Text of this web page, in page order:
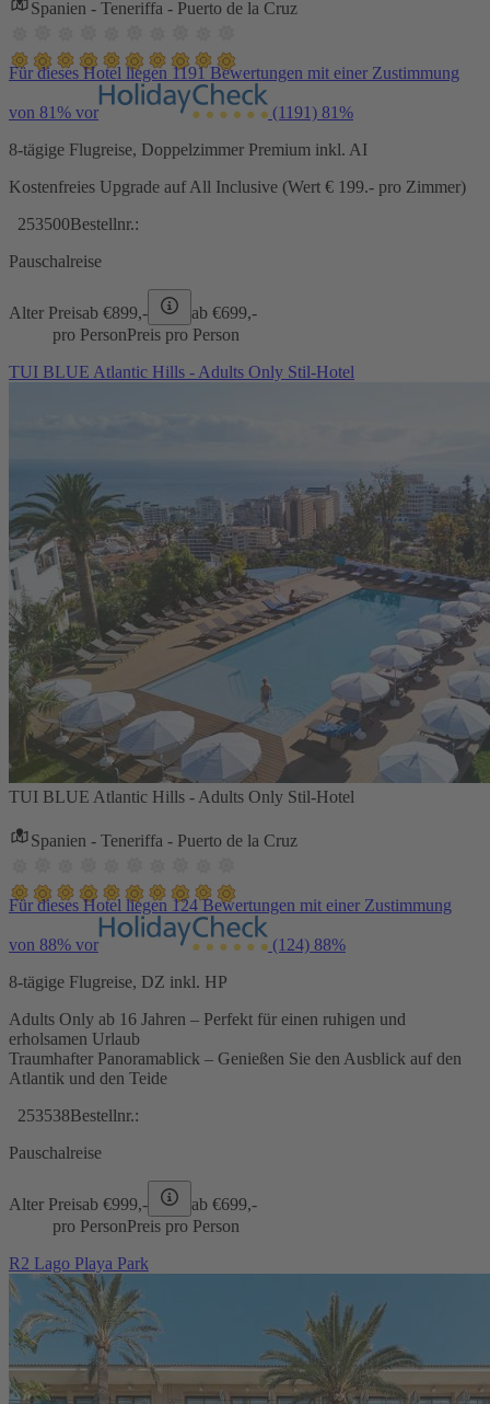
Spanien - Teneriffa - Puerto de la Cruz
Für dieses Hotel liegen 1191 Bewertungen mit einer Zustimmung
von 81% vor (1191) 81%
8-tägige Flugreise, Doppelzimmer Premium inkl. AI
Kostenfreies Upgrade auf All Inclusive (Wert € 199.- pro Zimmer)
253500Bestellnr.:
Pauschalreise
Alter Preisab €899,- ab €699,-
pro PersonPreis pro Person
TUI BLUE Atlantic Hills - Adults Only Stil-Hotel
TUI BLUE Atlantic Hills - Adults Only Stil-Hotel
Spanien - Teneriffa - Puerto de la Cruz
Für dieses Hotel liegen 124 Bewertungen mit einer Zustimmung
von 88% vor (124) 88%
8-tägige Flugreise, DZ inkl. HP
Adults Only ab 16 Jahren – Perfekt für einen ruhigen und
erholsamen Urlaub
Traumhafter Panoramablick – Genießen Sie den Ausblick auf den
Atlantik und den Teide
253538Bestellnr.:
Pauschalreise
Alter Preisab €999,- ab €699,-
pro PersonPreis pro Person
R2 Lago Playa Park